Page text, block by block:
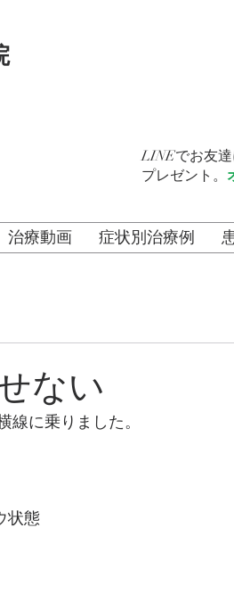
LINEでお友
プレゼント。
治療動画 症状別治療例
ない
に乗りました。
状態